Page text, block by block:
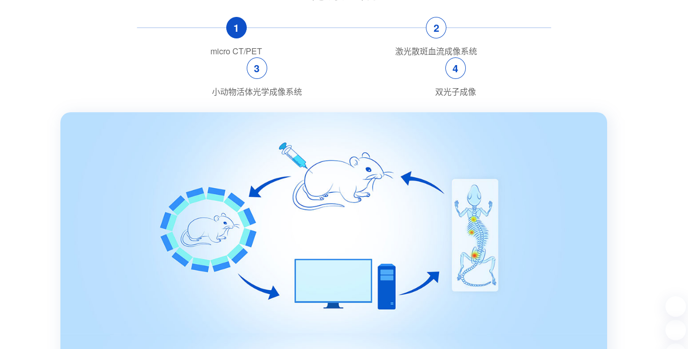
1
micro CT/PET
2
激光散斑血流成像系统
3
小动物活体光学成像系统
4
双光子成像